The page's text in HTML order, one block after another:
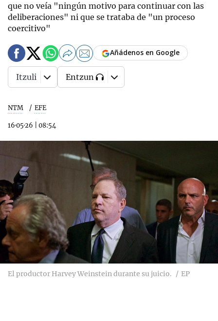
que no veía "ningún motivo para continuar con las
deliberaciones" ni que se trataba de "un proceso
coercitivo"
NTM EFE
16·05·26 08:54
Añádenos en Google
Itzuli Entzun
El productor Harvey Weinstein durante su juicio. EP